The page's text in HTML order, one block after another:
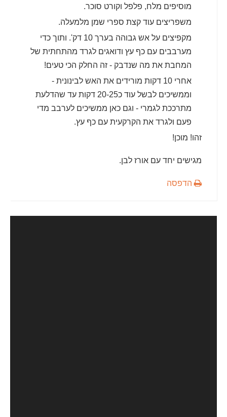
מוסיפים מלח, פלפל וקורט סוכר.
משפריצים עוד קצת ספרי שמן מלמעלה.
מקפיצים על אש גבוהה בערך 10 דק'. ותוך כדי
מערבבים עם כף עץ ודואגים לגרד מהתחתית של
המחבת את מה שנדבק - זה החלק הכי טעים!
אחרי 10 דקות מורידים את האש לבינונית -
וממשיכים לבשל עוד כ20-25 דקות עד שהדלעת
מתרככת לגמרי - וגם כאן ממשיכים לערבב מדי
פעם ולגרד את הקרקעית עם כף עץ.
זהו! מוכן!
מגישים יחד עם אורז לבן.
הדפסה